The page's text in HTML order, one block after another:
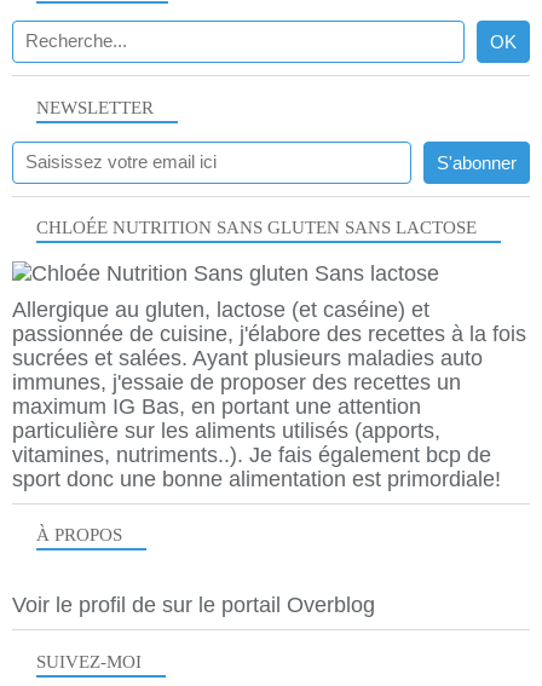
NEWSLETTER
SUIVEZ-MOI
CHLOÉE NUTRITION SANS GLUTEN SANS LACTOSE
Allergique au gluten, lactose (et caséine) et
passionnée de cuisine, j'élabore des recettes à la fois
sucrées et salées. Ayant plusieurs maladies auto
immunes, j'essaie de proposer des recettes un
maximum IG Bas, en portant une attention
particulière sur les aliments utilisés (apports,
vitamines, nutriments..). Je fais également bcp de
sport donc une bonne alimentation est primordiale!
À PROPOS
Voir le profil de sur le portail Overblog